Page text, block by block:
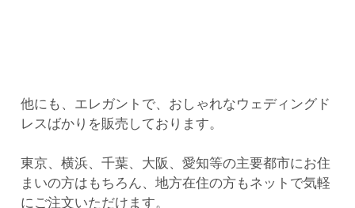
他にも、エレガントで、おしゃれなウェディングド
レスばかりを販売しております。
東京、横浜、千葉、大阪、愛知等の主要都市にお住
まいの方はもちろん、地方在住の方もネットで気軽
にご注文いただけます。